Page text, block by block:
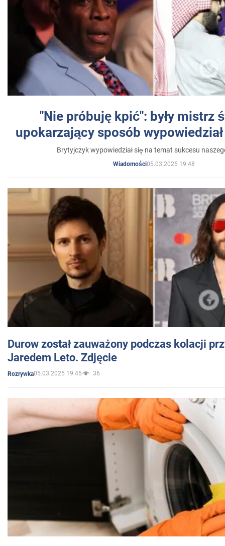
"Nie próbuję kpić": były mistrz
upokarzający sposób
Brytyjczyk wypowiedział się na temat sukcesu
Wiadomości05.03.2025 19:48
Durow został zauważony podczas kolacji
Jaredem Leto. Zdjęcie
Rozrywka05.03.2025 19:45 36